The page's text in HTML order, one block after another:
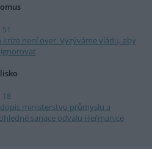
krize není over. Vyzýváme vládu, aby
18
ministerstvu průmyslu a
sanace odvalu Heřmanice